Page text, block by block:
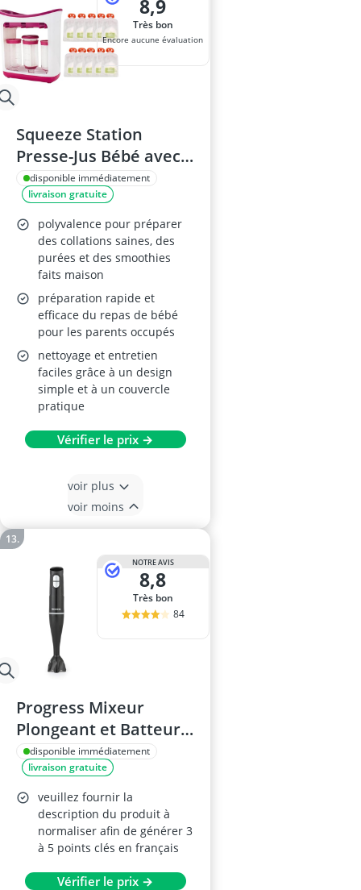
8,9
Très bon
Encore aucune évaluation
Squeeze Station
Presse-Jus Bébé avec
Sacs de Rangement
disponible immédiatement
livraison gratuite
polyvalence pour préparer
des collations saines, des
purées et des smoothies
faits maison
préparation rapide et
efficace du repas de bébé
pour les parents occupés
nettoyage et entretien
faciles grâce à un design
simple et à un couvercle
pratique
Vérifier le prix →
voir plus
voir moins
NOTRE AVIS
8,8
Très bon
84
Progress Mixeur
Plongeant et Batteur
Électrique 200W –
Lame Inox
Détachable, Turbo, 1
Bouton, Noir
disponible immédiatement
livraison gratuite
veuillez fournir la
description du produit à
normaliser afin de générer 3
à 5 points clés en français
Vérifier le prix →